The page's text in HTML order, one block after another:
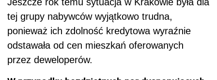
tej grupy nabywców wyjątkowo trudna,
ponieważ ich zdolność kredytowa wyraźnie
odstawała od cen mieszkań oferowanych
przez deweloperów.